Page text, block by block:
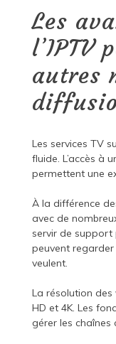
Les
l’IPTV
autres
Les services TV
fluide. L’accès à
permettent une
À la différence
avec de
servir de support
peuvent
veulent.
La résolution
HD et 4K. Les
gérer les chaînes